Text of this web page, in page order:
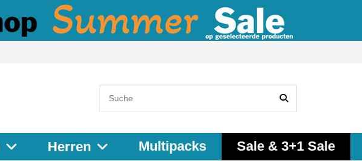
Herren Multipacks Sale & 3+1 Sale